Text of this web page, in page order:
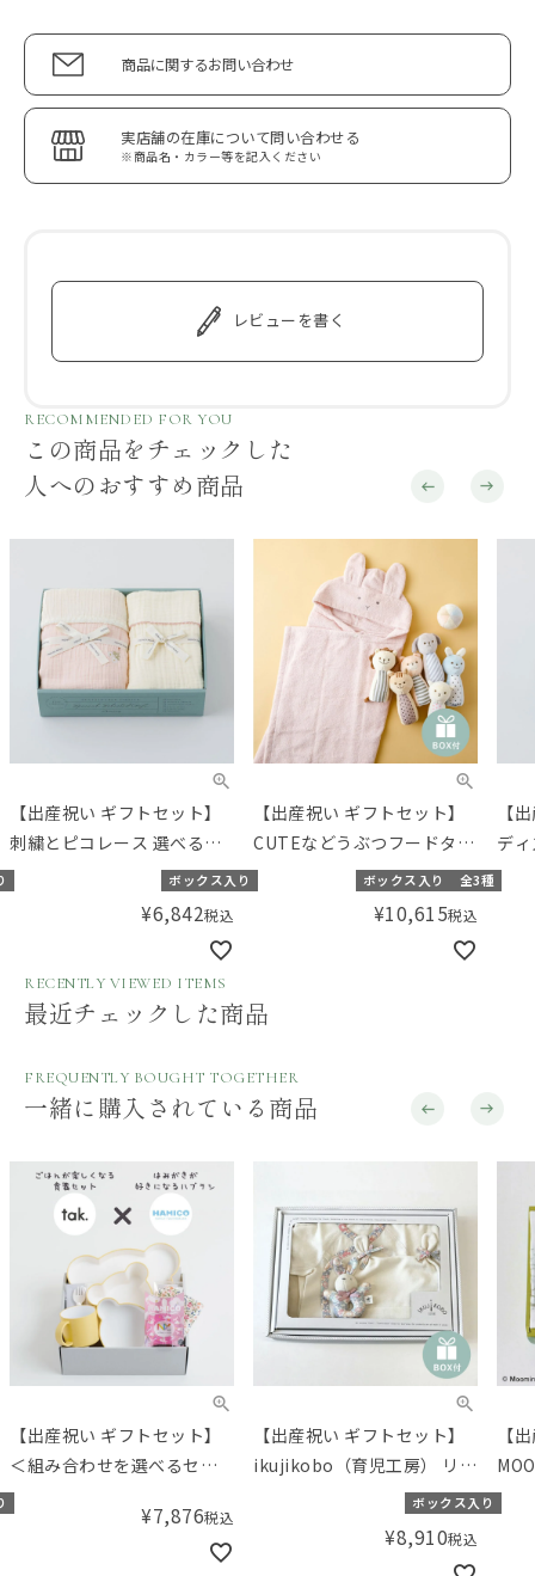
商品に関するお問い合わせ
実店舗の在庫について問い合わせる
※商品名・カラー等を記入ください
レビューを書く
RECOMMENDED FOR YOU
この商品をチェックした
人へのおすすめ商品
【出産祝い ギフトセット】
刺繍とピコレース 選べる人
気のおくるみセット 【ギフ
トボックス入り】／Aming
ボックス入り
¥6,842税込
【出産祝い ギフトセット】
CUTEなどうぶつフードタオ
ルと布おもちゃのセット
【ギフトボックス入り】／
Amingオリジナルセット
ボックス入り 全3種
¥10,615税込
【
デ
ロ
RECENTLY VIEWED ITEMS
最近チェックした商品
FREQUENTLY BOUGHT TOGETHER
一緒に購入されている商品
【出産祝い ギフトセット】
＜組み合わせを選べるセッ
ト＞tak.（タック）キッズデ
ィッシュ 楽しいお食事ギフ
ト／Amingオリジナルセッ
¥7,876税込
【出産祝い ギフトセット】
ikujikobo（育児工房） リバ
ティ オーガニックギフト ア
イボリー （50-70cm）【ギ
フトボックス入り】／
ボックス入り
¥8,910税込
【
ろ